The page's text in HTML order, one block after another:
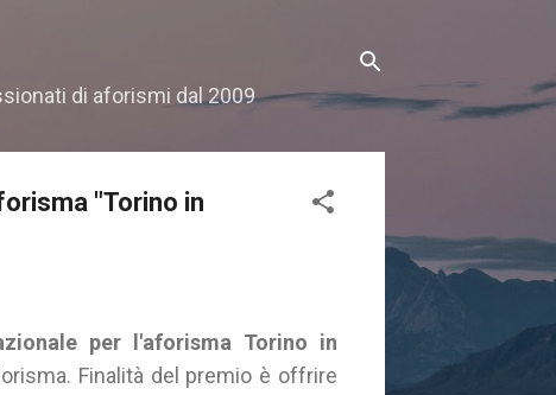
di aforismi dal 2009
"Torino in
per l'aforisma Torino in
Finalità del premio è offrire